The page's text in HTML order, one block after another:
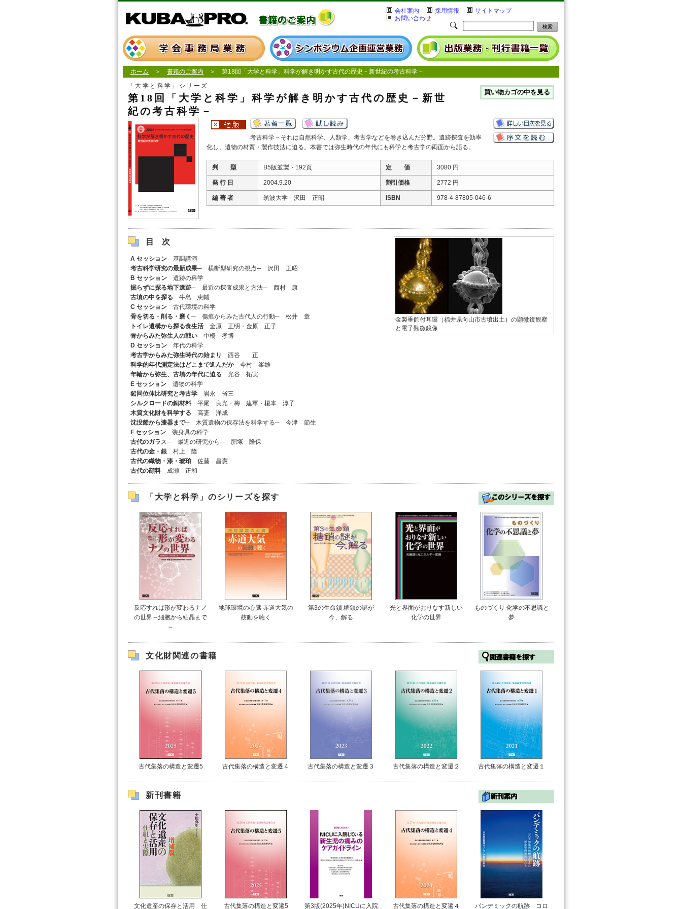
会社案内 採用情報
サイトマップ
お問い合わせ
ホーム ＞ 書籍のご案内 ＞ 第18回「大学と科学」科学が解き明かす古代の歴史－新世紀の考古科学－
「大学と科学」シリーズ
第18回「大学と科学」科学が解き明かす古代の歴史－新世
紀の考古科学－
考古科学－それは自然科学、人類学、考古学などを巻き込んだ分野。遺跡探査を効率
化し、遺物の材質・製作技法に迫る。本書では弥生時代の年代にも科学と考古学の両面から語る。
判 型 B5版並製・192頁 定 価 3080 円
発 行 日 2004.9.20 割引価格 2772 円
編 著 者 筑波大学 沢田 正昭 ISBN 978-4-87805-046-6
金製垂飾付耳環（福井県向山市古墳出土）の顕微鏡観察
と電子顕微鏡像
目次
A セッション 基調講演
考古科学研究の最新成果─ 横断型研究の視点─ 沢田 正昭
B セッション 遺跡の科学
掘らずに探る地下遺跡─ 最近の探査成果と方法─ 西村 康
古墳の中を探る 牛島 恵輔
C セッション 古代環境の科学
骨を切る・削る・磨く ─ 傷痕からみた古代人の行動─ 松井 章
トイレ遺構から探る食生活 金原 正明・金原 正子
骨からみた弥生人の戦い 中橋 孝博
D セッション 年代の科学
考古学からみた弥生時代の始まり
西谷 正
科学的年代測定法はどこまで進んだか今村 峯雄
年輪から弥生、古墳の年代に迫る 光谷 拓実
E セッション 遺物の科学
鉛同位体比研究と考古学 岩永 省三
シルクロードの銅材料 平尾 良光・梅 建軍・榎本 淳子
木質文化財を科学する 高妻 洋成
沈没船から漆器まで─ 木質遺物の保存法を科学する─ 今津 節生
F セッション 装身具の科学
古代のガラス─ 最近の研究から─ 肥塚 隆保
古代の金・銀 村上 隆
古代の織物・漆・琥珀 佐藤 昌憲
古代の顔料 成瀬 正和
「大学と科学」のシリーズを探す
反応すれば形が変わるナノ
の世界～細胞から結晶まで
～
地球環境の心臓 赤道大気の
鼓動を聴く
第3の生命鎖 糖鎖の謎が
今、解る
光と界面がおりなす新しい
化学の世界
ものづくり 化学の不思議と
夢
文化財関連の書籍
古代集落の構造と変遷5 古代集落の構造と変遷４ 古代集落の構造と変遷３ 古代集落の構造と変遷２ 古代集落の構造と変遷１
新刊書籍
文化遺産の保存と活用 仕 古代集落の構造と変遷5 第3版(2025年)NICUに入院 古代集落の構造と変遷４ パンデミックの航跡 コロ